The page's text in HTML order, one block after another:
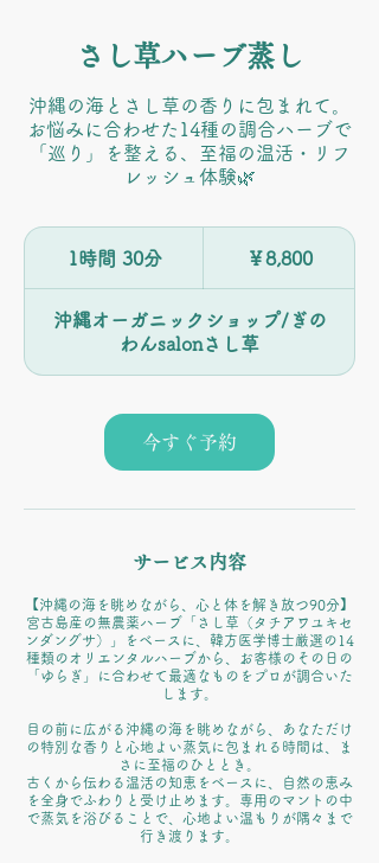
さし草ハーブ蒸し
沖縄の海とさし草の香りに包まれて。
お悩みに合わせた14種の調合ハーブで
「巡り」を整える、至福の温活・リフ
レッシュ体験🌿
1時間 30分1
0
分
￥8,800
沖縄オーガニックショップ/ぎの
わんsalonさし草
今すぐ予約
サービス内容
【沖縄の海を眺めながら、心と体を解き放つ90分】
宮古島産の無農薬ハーブ「さし草（タチアワユキセ
ンダングサ）」をベースに、韓方医学博士厳選の14
種類のオリエンタルハーブから、お客様のその日の
「ゆらぎ」に合わせて最適なものをプロが調合いた
します。
目の前に広がる沖縄の海を眺めながら、あなただけ
の特別な香りと心地よい蒸気に包まれる時間は、ま
さに至福のひととき。
古くから伝わる温活の知恵をベースに、自然の恵み
を全身でふわりと受け止めます。専用のマントの中
で蒸気を浴びることで、心地よい温もりが隅々まで
行き渡ります。